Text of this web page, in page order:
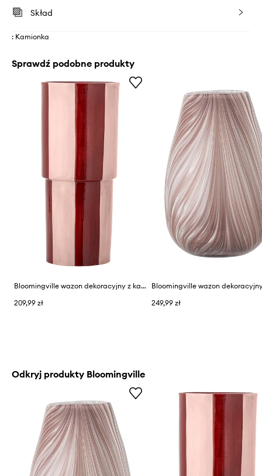
Skład
: Kamionka
Sprawdź podobne produkty
Bloomingville wazon dekoracyjny z kamionki 14 x 31 cm
209,99 zł
249,99 zł
Odkryj produkty Bloomingville